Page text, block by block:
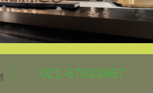
地
会观察，学会倾听，学会爱护
021-67633867